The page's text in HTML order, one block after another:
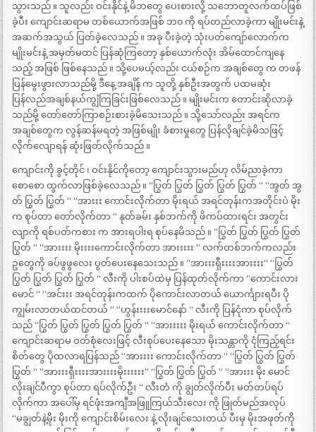
သွားသည် ။ သူလည်း ဝင်းနိုင်နဲ့ မိဘတွေ ပေးစားလို့ သဘောတူလက်ထပ်ဖြစ်
ခဲ့ပီး ကျောင်းဆရာမ တစ်ယောက်အဖြစ် ဘ၀ ကို ရပ်တည်လာခဲ့ကာ မျိုးမင်းနဲ့
အဆက်အသွယ် ပြတ်ခဲ့လေသည် ။ အခု ပီးခဲ့တဲ့ သုံးပတ်ကျော်လောက်က
မျိုးမင်းနဲ့ အမှတ်မထင် ပြန်ဆုံကြတော့ နှစ်ယောက်လုံး အိမ်ထောင်ကျနေ
သည့် အဖြစ် ဖြစ်နေသည် ။ သို့ပေမယ့်လည်း ငယ်စဉ်က အချစ်တွေ က တဖန်
ပြန်မွေးဖွားလာသည်မို့ ဒီနေ့ အချိန် က သူတို့ နှစ်ဦးအတွက် ပထမဆုံး
ပြန်လည်အချစ်နယ်ကျွံကြခြင်းဖြစ်လေသည် ။ မျိုးမင်းက တောင်းဆိုလာခဲ့
သည်မို့ တော်တော်ကြာစဉ်းစားခဲ့မိသေးသည် ။ သို့သော်လည်း အရင်က
အချစ်တွေက လွန်ဆန်မရတဲ့ အဖြစ်မျိုး ခံစားမှုတွေ ပြန်လိုချင်ခဲ့မိသဖြင့်
လိုက်လျောရန် ဆုံးဖြတ်လိုက်သည် ။
ကျောင်းကို ခွင့်တိုင် ၊ ဝင်းနိုင်ကိုတော့ ကျောင်းသွားမည်ဟု လိမ်ညာခဲ့ကာ
စောစော ထွက်လာဖြစ်ခဲ့လေသည် ။ “ပြွတ် ပြွတ် ပြွတ် ပြွတ် ပြွတ် “ “အွတ် အွ
တ် ပြွတ် ပြွတ် “ “အားးး ကောင်းလိုက်တာ မိုးရယ် အရင်တုန်းကအတိုင်းပဲ မိုး
က စုပ်တာ တော်လိုက်တာ “ နုတ်ခမ်း နှစ်ဘက်ကို ဖိကပ်ထားရင်း အတွင်း
လျာကို ရစ်ပတ်ကစား က အားရပါးရ စုပ်နေမိသည် ။ “ပြွတ် ပြွတ် ပြွတ် ပြွတ်
ပြွတ် “ “အားးးး မိုးးးးကောင်းလိုက်တာ အားးးးး “ လက်တစ်ဘက်ကလည်း
ဥတွေကို ခပ်ဖွဖွလေး ပွတ်ပေးနေသေးသည် ။ “အားးးရှီးးးးအားးးး“ “ပြွတ်
ပြွတ် ပြွတ် ပြွတ် ပြွတ် “ လီးကို ပါးစပ်ထဲမှ ပြန်ထုတ်လိုက်ကာ “ကောင်းလား
မောင် “ “အင်းးး အရင်တုန်းကထက် ပိုကောင်းလာတယ် ယောင်္ကျားရပီး ပို
ကျွမ်းလာတယ်ထင်တယ် “ “ဟွန်းးးးမောင်နော် “ လီးကို ပြန်ငုံကာ စုပ်လိုက်
သည် “ပြွတ် ပြွတ် ပြွတ် ပြွတ် ပြွတ် “ “အားးးးး မိုးရယ် ကောင်းလိုက်တာ “
ကျောင်းဆရာမ ဝတ်စုံလေးဖြင့် လီးစုပ်ပေးနေသော မိုးသန္တာကို ငုံကြည့်ရင်း
စိတ်တွေ ပိုထလာရပြန်သည် “အားးးး ကောင်းလိုက်တာ “ “ပြွတ် ပြွတ် ပြွတ်
ပြွတ် “ “အားးးရှီးးးးအားးးးမိုးးးးးး“ “ပြွတ် ပြွတ် ပြွတ် “ “အားးး မိုး မောင်
လိုးချင်ပီကွာ စုပ်တာ ရပ်လိုက်ဦး “ လီးတံ ကို ချွတ်လိုက်ပီး မတ်တပ်ရပ်
လိုက်ကာ အပေါ်မှ ရင်ဖုံးအကျီအဖြူကြယ်သီးလေး ကို ဖြုတ်မည်အလုပ်
“မချွတ်နဲ့မိုး မိုးကို ကျောင်းစိမ်းလေး နဲ့ လိုးချင်သေးတယ် ပီးမှ မိုးအဖုတ်ကို